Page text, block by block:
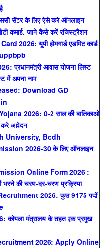
सेंटर के लिए ऐसे करे ऑनलाइन
कमाई, जाने कैसे करें रजिस्ट्रैशन
2026: यूपी होमगार्ड एडमिट कार्ड
प्रधानमंत्री आवास योजना लिस्ट
में अपना नाम
Download GD
2026: 0-2 साल की बालिकाओ
करे आवेदन
University, Bodh
2026-30 के लिए ऑनलाइन
Online Form 2026 :
भरने की चरण-दर-चरण प्रक्रिया
2026: कुल 9175 पदों
मंत्रालय के तहत एक प्रमुख
2026: Apply Online